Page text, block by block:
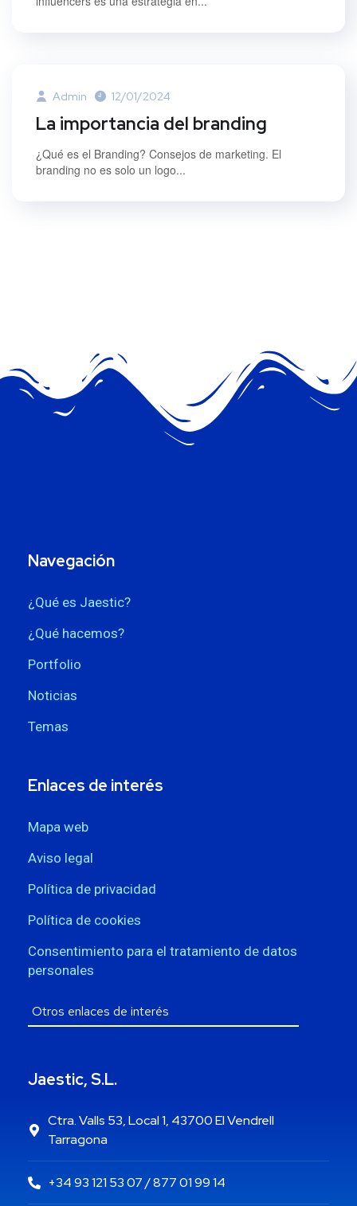
Admin 12/01/2024
La importancia del branding
¿Qué es el Branding? Consejos de marketing. El
branding no es solo un logo...
Navegación
¿Qué es Jaestic?
¿Qué hacemos?
Portfolio
Noticias
Temas
Enlaces de interés
Mapa web
Aviso legal
Política de privacidad
Política de cookies
Consentimiento para el tratamiento de datos
personales
Jaestic, S.L.
Ctra. Valls 53, Local 1, 43700 El Vendrell
Tarragona
+34 93 121 53 07 / 877 01 99 14